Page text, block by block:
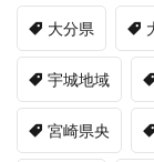
大分県
宇城地域
宮崎県央